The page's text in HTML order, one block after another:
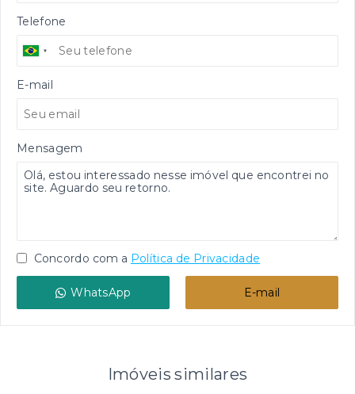
Telefone
E-mail
Mensagem
Concordo com a Política de Privacidade
WhatsApp E-mail
Imóveis similares